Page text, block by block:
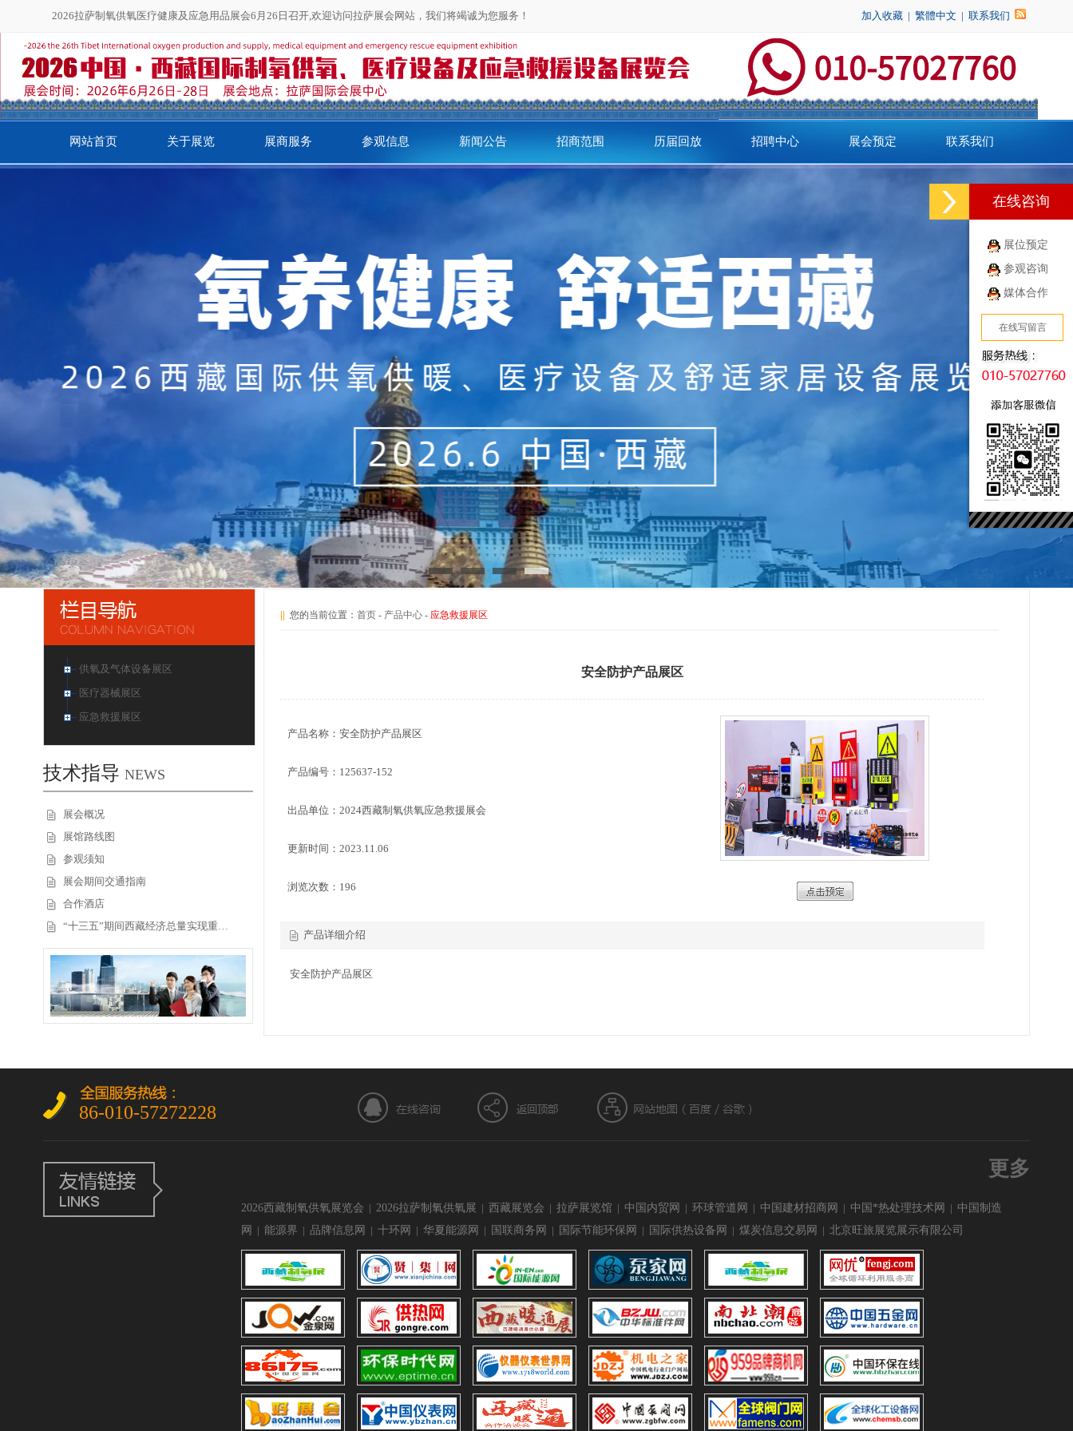
2026拉萨制氧供氧医疗健康及应急用品展会6月26日召开,欢迎访问拉萨展会网站，我们将竭诚为您服务！ 加入收藏 | 繁體中文 | 联系我们
网站首页 关于展览 展商服务 参观信息 新闻公告 招商范围 历届回放 招聘中心 展会预定 联系我们
供氧及气体设备展区
医疗器械展区
应急救援展区
技术指导 NEWS
展会概况
展馆路线图
参观须知
展会期间交通指南
合作酒店
“十三五”期间西藏经济总量实现重…
您的当前位置： 首页 - 产品中心 - 应急救援展区
安全防护产品展区
产品名称：安全防护产品展区
产品编号：125637-152
出品单位：2024西藏制氧供氧应急救援展会
更新时间：2023.11.06
浏览次数： 196
产品详细介绍
安全防护产品展区
86-010-57272228
更多
2026西藏制氧供氧展览会 | 2026拉萨制氧供氧展 | 西藏展览会 | 拉萨展览馆 | 中国内贸网 | 环球管道网 | 中国建材招商网 | 中国*热处理技术网 | 中国制造
网
| 能源界 | 品牌信息网 | 十环网 | 华夏能源网 | 国联商务网 | 国际节能环保网 | 国际供热设备网 | 煤炭信息交易网 | 北京旺旅展览展示有限公司
在线咨询
展位预定
参观咨询
媒体合作
在线写留言